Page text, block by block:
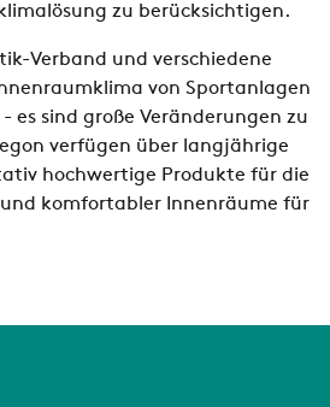
zu berücksichtigen.
Verband und verschiedene
von Sportanlagen
es sind große Veränderungen zu
verfügen über langjährige
hochwertige Produkte für die
komfortabler Innenräume für